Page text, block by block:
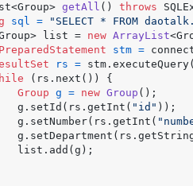
getAll () throws
sql =
"SELECT * FROM
list =
new ArrayList
PreparedStatement stm =
rs =
(rs.next()) {
Group
g = new Group ();
g.setId(rs.getInt(
"id" ));
g.setNumber(rs.getInt(
list.add(g);